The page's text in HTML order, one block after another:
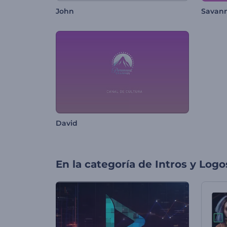
John
David
En la categoría de Intros y